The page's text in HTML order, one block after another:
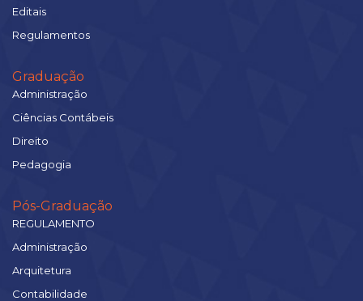
Editais
Regulamentos
Graduação
Administração
Ciências Contábeis
Direito
Pedagogia
Pós-Graduação
REGULAMENTO
Administração
Arquitetura
Contabilidade